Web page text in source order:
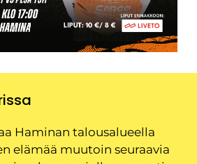
Haminan talousalueella
elämää muutoin seuraavia